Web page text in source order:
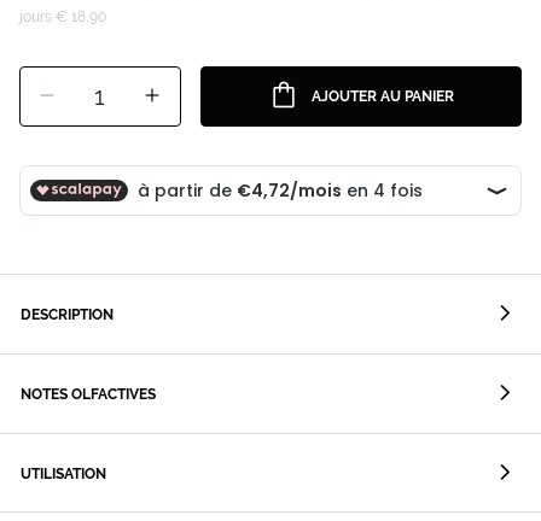
jours € 18,90
1 AJOUTER AU PANIER
DESCRIPTION
NOTES OLFACTIVES
UTILISATION